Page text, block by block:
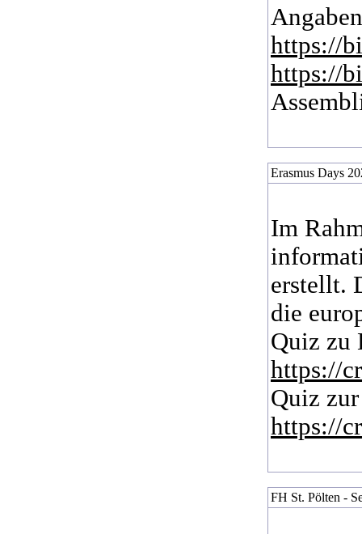
https://
https://
Erasmus Days
Im
erstellt.
die
Quiz zu
https://
Quiz
https://
FH St. Pölten -